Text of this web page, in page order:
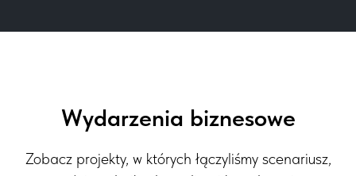
Wydarzenia biznesowe
Zobacz projekty, w których łączyliśmy scenariusz,